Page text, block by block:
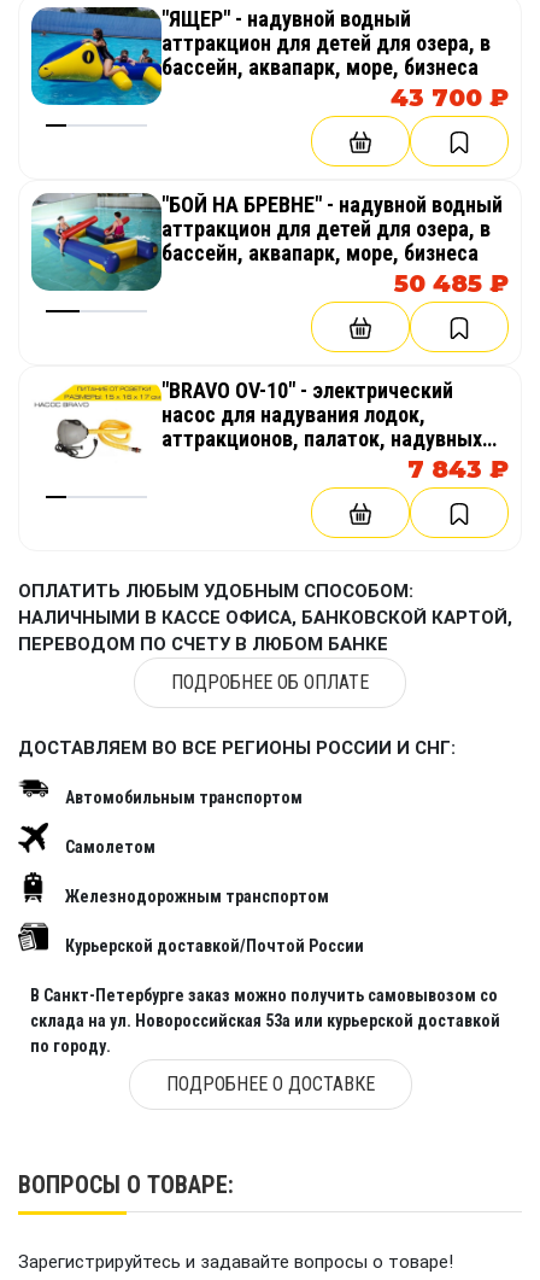
"ЯЩЕР" - надувной водный
аттракцион для детей для озера, в
бассейн, аквапарк, море, бизнеса
43 700 ₽
"БОЙ НА БРЕВНЕ" - надувной водный
аттракцион для детей для озера, в
бассейн, аквапарк, море, бизнеса
50 485 ₽
"BRAVO OV-10" - электрический
насос для надувания лодок,
аттракционов, палаток, надувных
7 843 ₽
ОПЛАТИТЬ ЛЮБЫМ УДОБНЫМ СПОСОБОМ:
НАЛИЧНЫМИ В КАССЕ ОФИСА, БАНКОВСКОЙ КАРТОЙ,
ПЕРЕВОДОМ ПО СЧЕТУ В ЛЮБОМ БАНКЕ
ПОДРОБНЕЕ ОБ ОПЛАТЕ
ДОСТАВЛЯЕМ ВО ВСЕ РЕГИОНЫ РОССИИ И СНГ:
Автомобильным транспортом
Самолетом
Железнодорожным транспортом
Курьерской доставкой/Почтой России
В Санкт-Петербурге заказ можно получить самовывозом со
склада на ул. Новороссийская 53а или курьерской доставкой
по городу.
ПОДРОБНЕЕ О ДОСТАВКЕ
ВОПРОСЫ О ТОВАРЕ:
Зарегистрируйтесь и задавайте вопросы о товаре!